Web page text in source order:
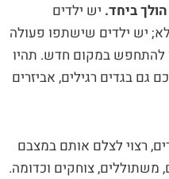
ביחד. יש ילדים
יש ילדים שישתפו פעולה
להתחפש במקום חדש. תהיו
גם בגדים רגילים, אביזרים
רצוי לצלם אותם במצבם
צוחקים וכדומה.